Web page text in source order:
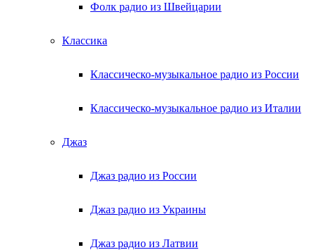
Фолк радио из Швейцарии
Классика
Классическо-музыкальное радио из России
Классическо-музыкальное радио из Италии
Джаз
Джаз радио из России
Джаз радио из Украины
Джаз радио из Латвии